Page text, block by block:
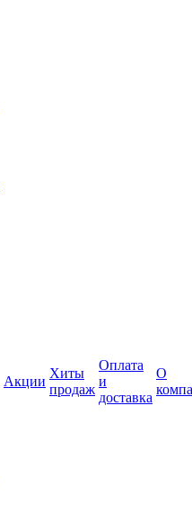
Акции
Хиты
продаж
Оплата
и
доставка
О